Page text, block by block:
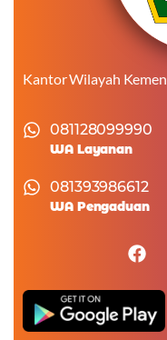
Kantor Wilayah
081128099990
WA Layanan
081393986612
WA Pengaduan